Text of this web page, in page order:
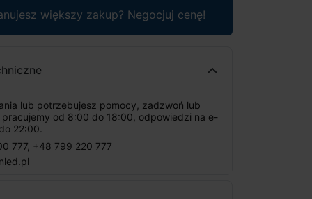
większy zakup? Negocjuj cenę!
lub potrzebujesz pomocy, zadzwoń lub
pracujemy od 8:00 do 18:00, odpowiedzi na e-
22:00.
777, +48 799 220 777